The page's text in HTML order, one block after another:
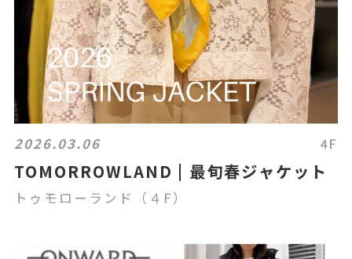
2026.03.06 4F
TOMORROWLAND | 最旬春ジャケット
トゥモローランド（４F）